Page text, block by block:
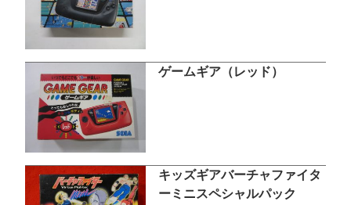
ゲームギア（レッド）
キッズギアバーチャファイタ
ーミニスペシャルパック